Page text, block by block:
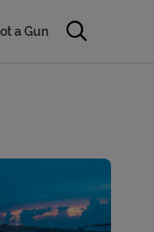
a Gun